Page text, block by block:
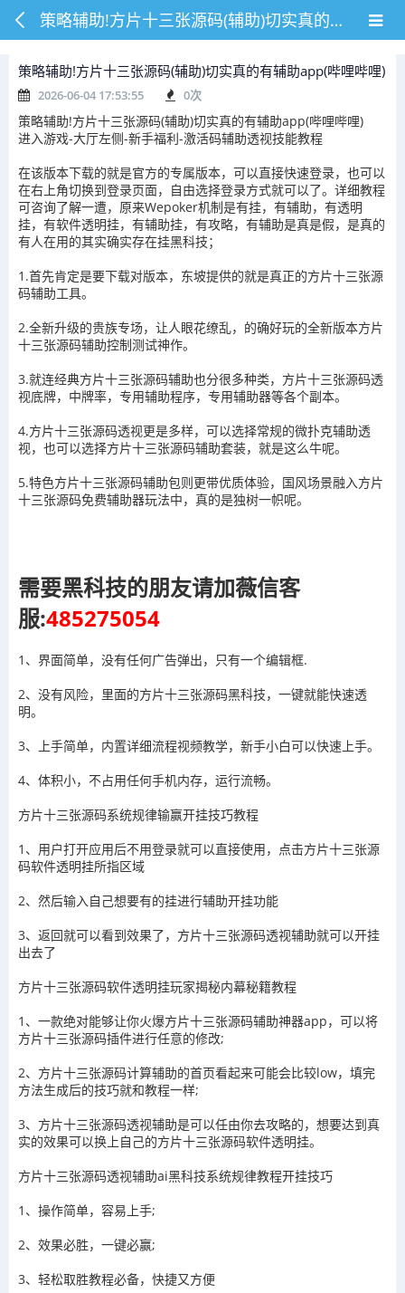
策略辅助!方片十三张源码(辅助)切实真的有辅助app(哔哩哔哩)
策略辅助!方片十三张源码(辅助)切实真的有辅助app(哔哩哔哩)
2026-06-04 17:53:55 0次
策略辅助!方片十三张源码(辅助)切实真的有辅助app(哔哩哔哩)
进入游戏-大厅左侧-新手福利-激活码辅助透视技能教程
在该版本下载的就是官方的专属版本，可以直接快速登录，也可以
在右上角切换到登录页面，自由选择登录方式就可以了。详细教程
可咨询了解一遭，原来Wepoker机制是有挂，有辅助，有透明
挂，有软件透明挂，有辅助挂，有攻略，有辅助是真是假，是真的
有人在用的其实确实存在挂黑科技；
1.首先肯定是要下载对版本，东坡提供的就是真正的方片十三张源
码辅助工具。
2.全新升级的贵族专场，让人眼花缭乱，的确好玩的全新版本方片
十三张源码辅助控制测试神作。
3.就连经典方片十三张源码辅助也分很多种类，方片十三张源码透
视底牌，中牌率，专用辅助程序，专用辅助器等各个副本。
4.方片十三张源码透视更是多样，可以选择常规的微扑克辅助透
视，也可以选择方片十三张源码辅助套装，就是这么牛呢。
5.特色方片十三张源码辅助包则更带优质体验，国风场景融入方片
十三张源码免费辅助器玩法中，真的是独树一帜呢。
需要黑科技的朋友请加薇信客
服:485275054
1、界面简单，没有任何广告弹出，只有一个编辑框.
2、没有风险，里面的方片十三张源码黑科技，一键就能快速透
明。
3、上手简单，内置详细流程视频教学，新手小白可以快速上手。
4、体积小，不占用任何手机内存，运行流畅。
方片十三张源码系统规律输赢开挂技巧教程
1、用户打开应用后不用登录就可以直接使用，点击方片十三张源
码软件透明挂所指区域
2、然后输入自己想要有的挂进行辅助开挂功能
3、返回就可以看到效果了， 方片十三张源码透视辅助就可以开挂
出去了
方片十三张源码软件透明挂玩家揭秘内幕秘籍教程
1、一款绝对能够让你火爆方片十三张源码辅助神器app，可以将
方片十三张源码插件进行任意的修改;
2、 方片十三张源码计算辅助的首页看起来可能会比较low，填完
方法生成后的技巧就和教程一样;
3、 方片十三张源码透视辅助是可以任由你去攻略的，想要达到真
实的效果可以换上自己的方片十三张源码软件透明挂。
方片十三张源码透视辅助ai黑科技系统规律教程开挂技巧
1、操作简单，容易上手;
2、效果必胜，一键必赢;
3、轻松取胜教程必备，快捷又方便